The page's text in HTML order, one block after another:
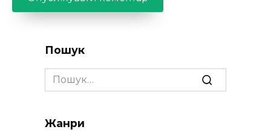
Пошук
Search
for:
Жанри